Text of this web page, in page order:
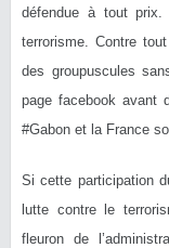
défendue à tout
terrorisme. Contre
des groupuscules
page facebook avant
‪#‎Gabon‬ et la France
Si cette participation
lutte contre le
fleuron de